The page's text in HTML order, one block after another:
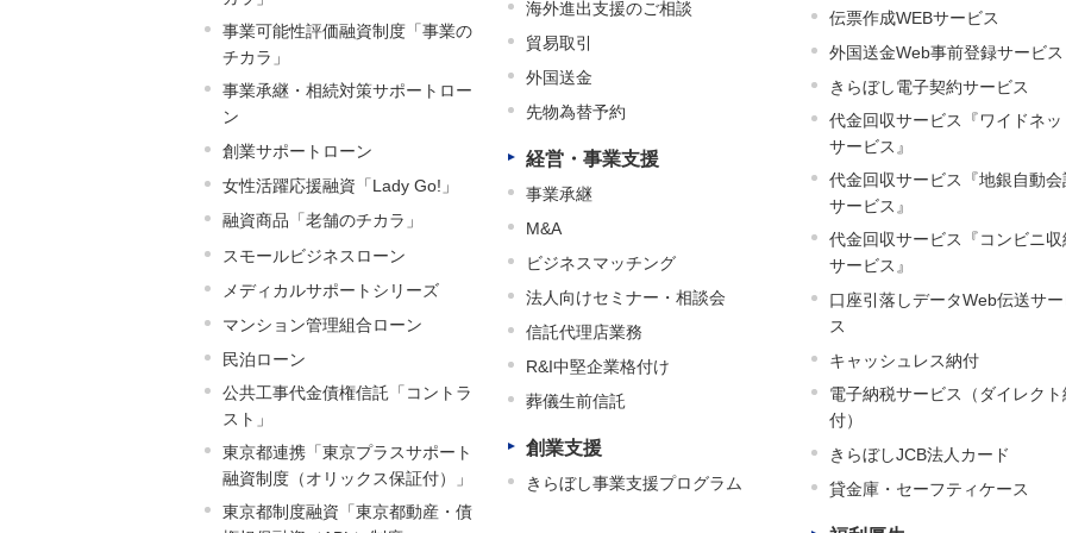
事業可能性評価融資制度「事業の
チカラ」
事業承継・相続対策サポートロー
ン
創業サポートローン
女性活躍応援融資「Lady Go!」
融資商品「老舗のチカラ」
スモールビジネスローン
メディカルサポートシリーズ
マンション管理組合ローン
民泊ローン
公共工事代金債権信託「コントラ
スト」
東京都連携「東京プラスサポート
融資制度（オリックス保証付）」
東京都制度融資「東京都動産・債
海外進出支援のご相談
貿易取引
外国送金
先物為替予約
経営・事業支援
事業承継
M&A
ビジネスマッチング
法人向けセミナー・相談会
信託代理店業務
R&I中堅企業格付け
葬儀生前信託
創業支援
きらぼし事業支援プログラム
伝票作成WEBサービス
外国送金Web事前登録サービス
きらぼし電子契約サービス
代金回収サービス『ワイドネッ
サービス』
代金回収サービス『地銀自動会
サービス』
代金回収サービス『コンビニ収
サービス』
口座引落しデータWeb伝送サ
ス
キャッシュレス納付
電子納税サービス（ダイレクト
付）
きらぼしJCB法人カード
貸金庫・セーフティケース